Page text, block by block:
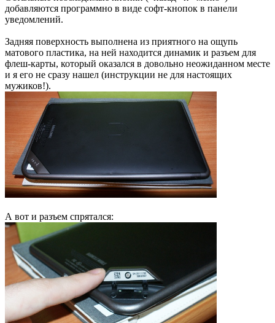
добавляются программно в виде софт-кнопок в панели
уведомлений.
Задняя поверхность выполнена из приятного на ощупь
матового пластика, на ней находится динамик и разъем для
флеш-карты, который оказался в довольно неожиданном месте
и я его не сразу нашел (инструкции не для настоящих
мужиков!).
А вот и разъем спрятался: